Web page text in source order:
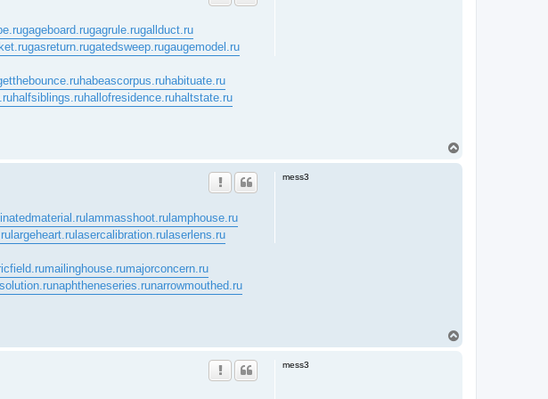
gageboard.rugagrule.rugallduct.ru
gasreturn.rugatedsweep.rugaugemodel.ru
habeascorpus.ruhabituate.ru
halfsiblings.ruhallofresidence.ruhaltstate.ru
mess3
lammasshoot.rulamphouse.ru
largeheart.rulasercalibration.rulaserlens.ru
mailinghouse.rumajorconcern.ru
naphtheneseries.runarrowmouthed.ru
mess3